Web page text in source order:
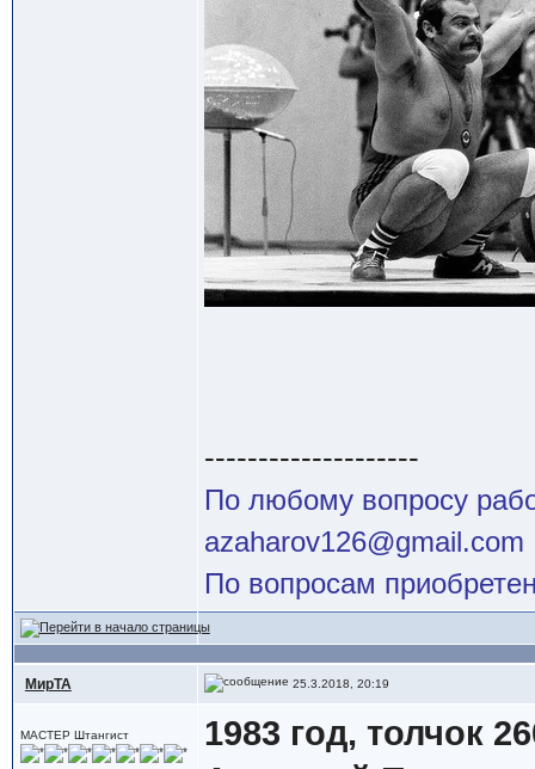
--------------------
По любому вопросу
azaharov126@gmail.com
По вопросам
МирТА 25.3.2018, 20:19
МАСТЕР Штангист
1983 год, толчок